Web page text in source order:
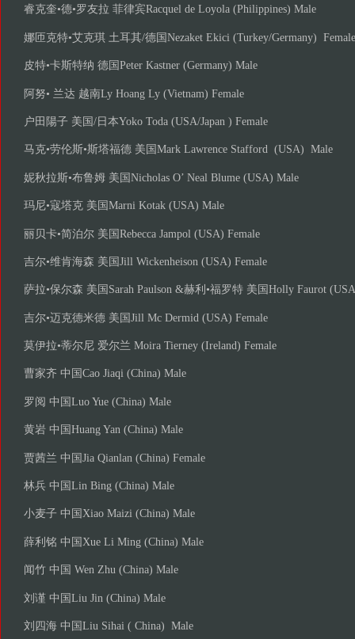
睿克奎•德•罗友拉 菲律宾Racquel de Loyola (Philippines) Male
娜匝克特•艾克琪 土耳其/德国Nezaket Ekici (Turkey/Germany) Female
皮特•卡斯特纳 德国Peter Kastner (Germany) Male
阿努• 兰达 越南Ly Hoang Ly (Vietnam) Female
户田陽子 美国/日本Yoko Toda (USA/Japan ) Female
马克•劳伦斯•斯塔福德 美国Mark Lawrence Stafford (USA) Male
妮秋拉斯•布鲁姆 美国Nicholas O’ Neal Blume (USA) Male
玛尼•寇塔克 美国Marni Kotak (USA) Male
丽贝卡•简泊尔 美国Rebecca Jampol (USA) Female
吉尔•维肯海森 美国Jill Wickenheison (USA) Female
萨拉•保尔森 美国Sarah Paulson &赫利•福罗特 美国Holly Faurot
吉尔•迈克德米德 美国Jill Mc Dermid (USA) Female
莫伊拉•蒂尔尼 爱尔兰 Moira Tierney (Ireland) Female
曹家齐 中国Cao Jiaqi (China) Male
罗阅 中国Luo Yue (China) Male
黄岩 中国Huang Yan (China) Male
贾茜兰 中国Jia Qianlan (China) Female
林兵 中国Lin Bing (China) Male
小麦子 中国Xiao Maizi (China) Male
薛利铭 中国Xue Li Ming (China) Male
闻竹 中国 Wen Zhu (China) Male
刘谨 中国Liu Jin (China) Male
刘四海 中国Liu Sihai ( China) Male